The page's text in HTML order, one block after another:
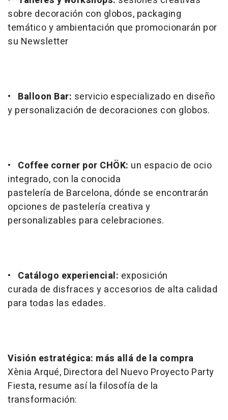
sobre decoración con globos, packaging
temático y ambientación que promocionarán por
su Newsletter
• Balloon Bar: servicio especializado en diseño
y personalización de decoraciones con globos.
• Coffee corner por CHÖK: un espacio de ocio
integrado, con la conocida
pastelería de Barcelona, dónde se encontrarán
opciones de pastelería creativa y
personalizables para celebraciones.
• Catálogo experiencial: exposición
curada de disfraces y accesorios de alta calidad
para todas las edades.
Visión estratégica: más allá de la compra
Xènia Arqué, Directora del Nuevo Proyecto Party
Fiesta, resume así la filosofía de la
transformación: